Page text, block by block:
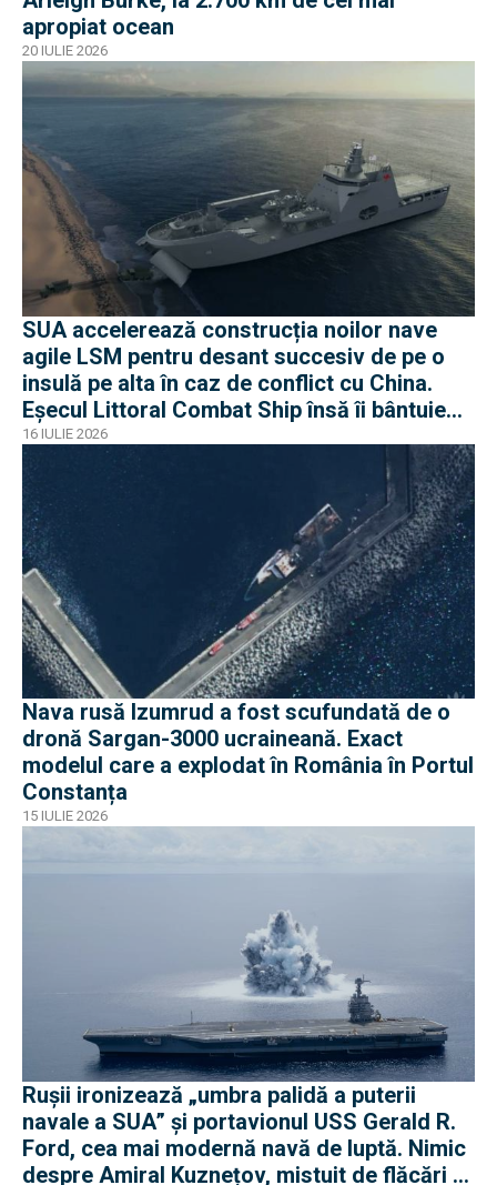
apropiat ocean
20 IULIE 2026
SUA accelerează construcția noilor nave
agile LSM pentru desant succesiv de pe o
insulă pe alta în caz de conflict cu China.
Eșecul Littoral Combat Ship însă îi bântuie
pe americani
16 IULIE 2026
Nava rusă Izumrud a fost scufundată de o
dronă Sargan-3000 ucraineană. Exact
modelul care a explodat în România în Portul
Constanța
15 IULIE 2026
Rușii ironizează „umbra palidă a puterii
navale a SUA” și portavionul USS Gerald R.
Ford, cea mai modernă navă de luptă. Nimic
despre Amiral Kuznețov, mistuit de flăcări și